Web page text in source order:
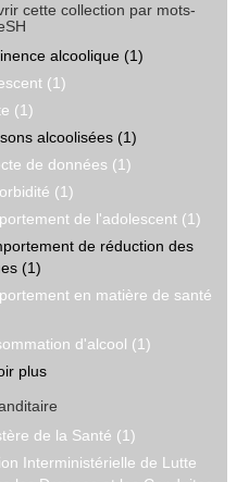
cette collection par mots-
alcoolique (1)
(1)
(1)
alcoolisées (1)
de données (1)
(1)
de l'adolescent (1)
de réduction des
(1)
en matière de santé
d'alcool (1)
plus
de la Santé (1)
Interministérielle de Lutte